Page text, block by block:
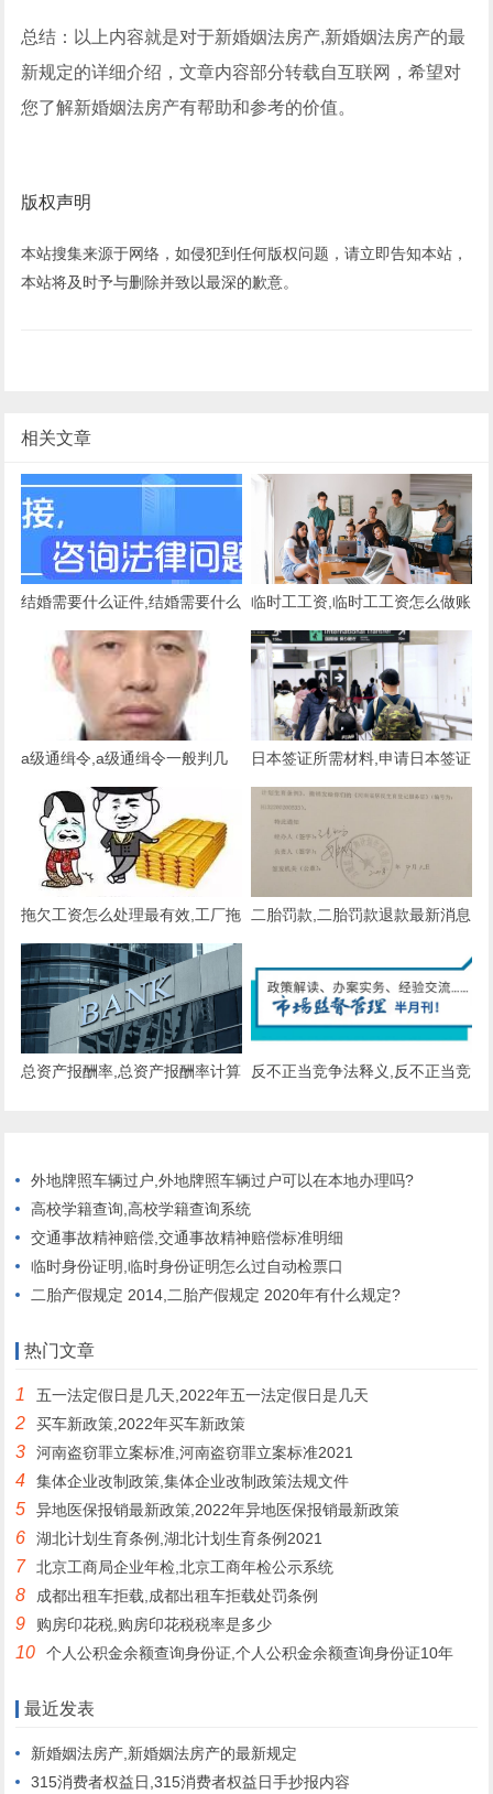
总结：以上内容就是对于新婚姻法房产,新婚姻法房产的最
新规定的详细介绍，文章内容部分转载自互联网，希望对
您了解新婚姻法房产有帮助和参考的价值。
版权声明
本站搜集来源于网络，如侵犯到任何版权问题，请立即告知本站，
本站将及时予与删除并致以最深的歉意。
相关文章
结婚需要什么证件,结婚需要什么
证件需要什么手续
临时工工资,临时工工资怎么做账
务处理
a级通缉令,a级通缉令一般判几
日本签证所需材料,申请日本签证
所需材料
拖欠工资怎么处理最有效,工厂拖
欠工资怎么处理最有效
二胎罚款,二胎罚款退款最新消息
总资产报酬率,总资产报酬率计算
反不正当竞争法释义,反不正当竞
外地牌照车辆过户,外地牌照车辆过户可以在本地办理吗?
高校学籍查询,高校学籍查询系统
交通事故精神赔偿,交通事故精神赔偿标准明细
临时身份证明,临时身份证明怎么过自动检票口
二胎产假规定 2014,二胎产假规定 2020年有什么规定?
热门文章
1 五一法定假日是几天,2022年五一法定假日是几天
2 买车新政策,2022年买车新政策
3 河南盗窃罪立案标准,河南盗窃罪立案标准2021
4 集体企业改制政策,集体企业改制政策法规文件
5 异地医保报销最新政策,2022年异地医保报销最新政策
6 湖北计划生育条例,湖北计划生育条例2021
7 北京工商局企业年检,北京工商年检公示系统
8 成都出租车拒载,成都出租车拒载处罚条例
9 购房印花税,购房印花税税率是多少
10 个人公积金余额查询身份证,个人公积金余额查询身份证10年
最近发表
新婚姻法房产,新婚姻法房产的最新规定
315消费者权益日,315消费者权益日手抄报内容